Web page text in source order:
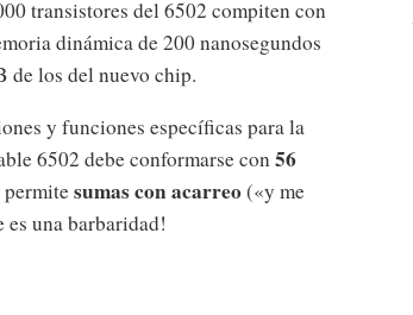
transistores del 6502 compiten con
dinámica de 200 nanosegundos
de los del nuevo chip.
y funciones específicas para la
6502 debe conformarse con56
sumas con acarreo(«y me
es una barbaridad!